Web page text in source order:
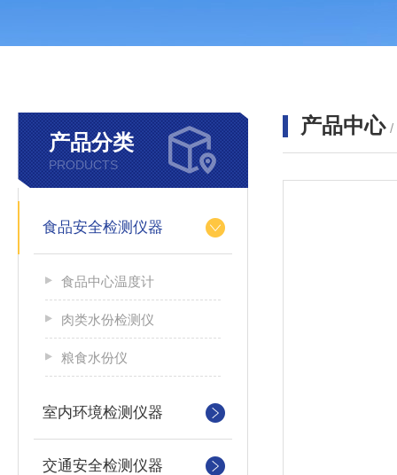
产品分类
PRODUCTS
食品安全检测仪器
食品中心温度计
肉类水份检测仪
粮食水份仪
室内环境检测仪器
交通安全检测仪器
产品中心 /